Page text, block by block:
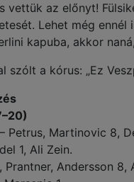
az előnyt!
Lehet még
kapuba, akkor
a kórus: „Ez
Petrus, Martinovic 8,
1, Ali Zein.
Andersson